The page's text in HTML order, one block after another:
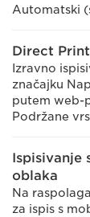
Automatski
Direct Print
Izravno
značajku
putem web-
Podržane
Ispisivanje
oblaka
Na
za ispis s